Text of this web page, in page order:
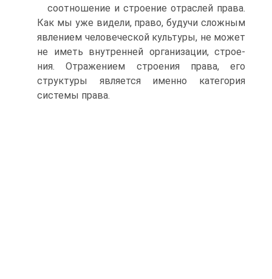
соотношение и строение отраслей права.
Как мы уже видели, право, будучи сложным
явлением человеческой культуры, не может
не иметь внутренней организации, строе­
ния. Отражением строения права, его
структуры является именно категория
системы права.